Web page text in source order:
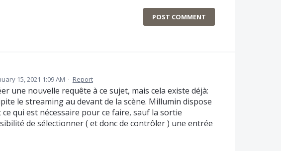
POST COMMENT
15, 2021 1:09 AM · Report
une nouvelle requête à ce sujet, mais cela existe déjà:
le streaming au devant de la scène. Millumin dispose
qui est nécessaire pour ce faire, sauf la sortie
de sélectionner ( et donc de contrôler ) une entrée